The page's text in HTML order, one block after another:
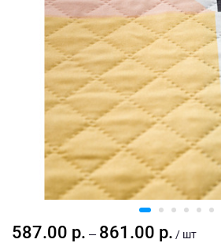
587.00 р. — 861.00 р. / шт